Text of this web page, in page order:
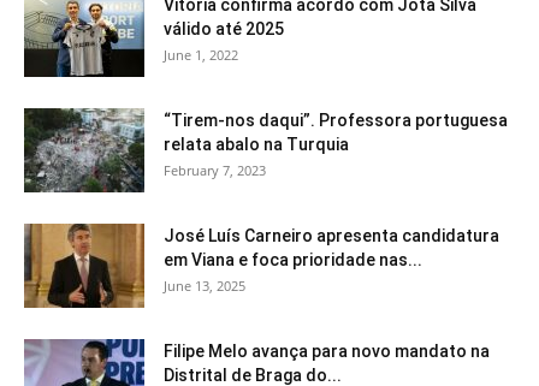
Vitória confirma acordo com Jota Silva
válido até 2025
June 1, 2022
“Tirem-nos daqui”. Professora portuguesa
relata abalo na Turquia
February 7, 2023
José Luís Carneiro apresenta candidatura
em Viana e foca prioridade nas...
June 13, 2025
Filipe Melo avança para novo mandato na
Distrital de Braga do...